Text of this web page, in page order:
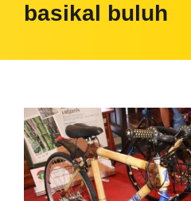
basikal buluh